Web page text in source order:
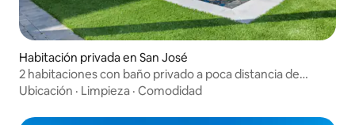
Habitación privada en San José
2 habitaciones con baño privado a poca distancia de
Santana Row
Ubicación · Limpieza · Comodidad